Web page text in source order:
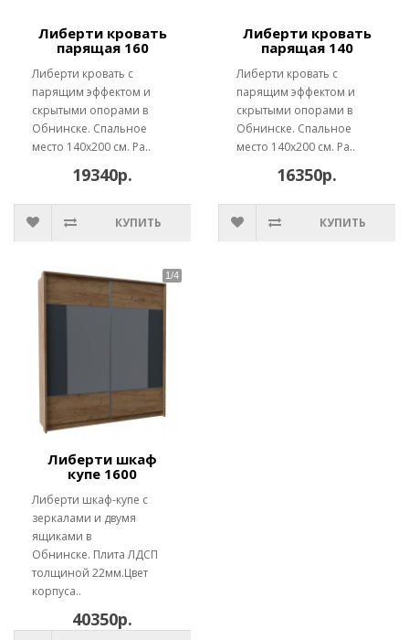
Либерти кровать
парящая 160
Либерти кровать с
парящим эффектом и
скрытыми опорами в
Обнинске. Спальное
место 140х200 см. Ра..
19340р.
КУПИТЬ
Либерти кровать
парящая 140
Либерти кровать с
парящим эффектом и
скрытыми опорами в
Обнинске. Спальное
место 140х200 см. Ра..
16350р.
КУПИТЬ
Либерти шкаф
купе 1600
Либерти шкаф-купе с
зеркалами и двумя
ящиками в
Обнинске. Плита ЛДСП
толщиной 22мм.Цвет
корпуса..
40350р.